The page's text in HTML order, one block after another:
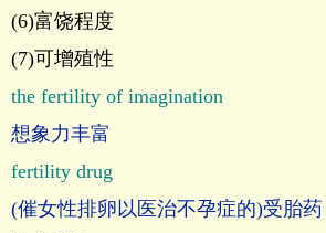
(6)富饶程度
(7)可增殖性
the fertility of imagination
想象力丰富
fertility drug
(催女性排卵以医治不孕症的)受胎药